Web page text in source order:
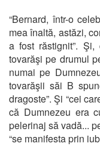
“Bernard, într-o
mea înaltă, astăzi,
a fost răstignit”.
tovarăşi pe drumul
numai pe
tovarăşii săi B
dragoste”. Şi “cei
că Dumnezeu era
pelerinaj să vadă...
“se manifesta prin